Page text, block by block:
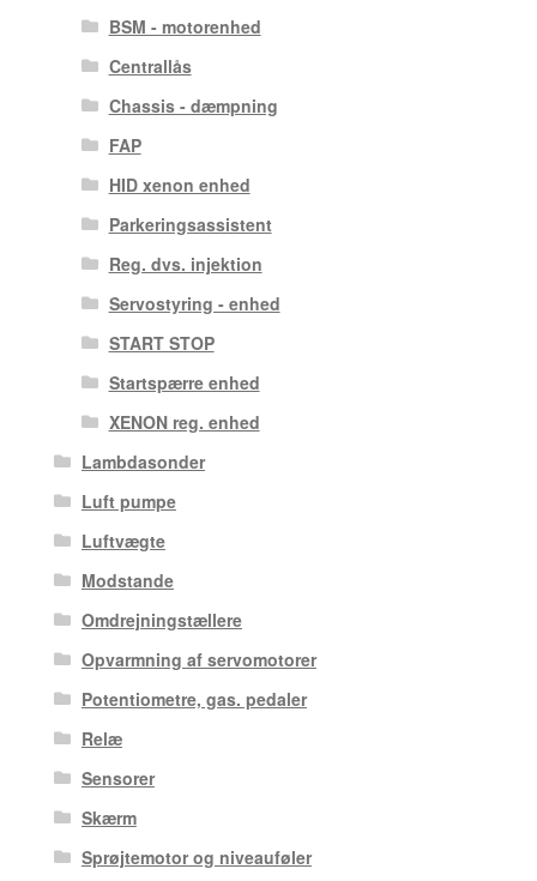
BSM - motorenhed
Centrallås
Chassis - dæmpning
FAP
HID xenon enhed
Parkeringsassistent
Reg. dvs. injektion
Servostyring - enhed
START STOP
Startspærre enhed
XENON reg. enhed
Lambdasonder
Luft pumpe
Luftvægte
Modstande
Omdrejningstællere
Opvarmning af servomotorer
Potentiometre, gas. pedaler
Relæ
Sensorer
Skærm
Sprøjtemotor og niveauføler